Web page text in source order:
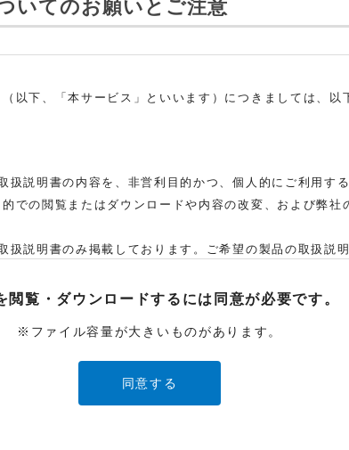
いてのお願いとご注意
以下、「本サービス」といいます）につきましては、以
扱説明書の内容を、非営利目的かつ、個人的にご利用す
での閲覧またはダウンロードや内容の改変、および弊社
扱説明書のみ掲載しております。ご希望の製品の取扱説
取扱説明書をご提供できない場合がありますので、あら
用されている専用の製品（レンタル品）につきましては
問い合わせくださいますようお願いします。
閲覧・ダウンロードするには 同意が必要です。
※ファイル容量が大きいものがあります。